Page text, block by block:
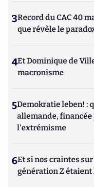
3Record du CAC 40
que révèle le
4Et Dominique de
macronisme
5Demokratie leben! :
allemande,
l'extrémisme
6Et si nos craintes
génération Z